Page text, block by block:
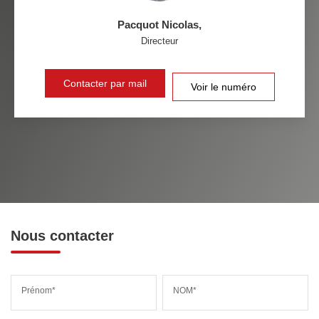
Pacquot Nicolas,
Directeur
Contacter par mail Voir le numéro
Nous contacter
Prénom* NOM*